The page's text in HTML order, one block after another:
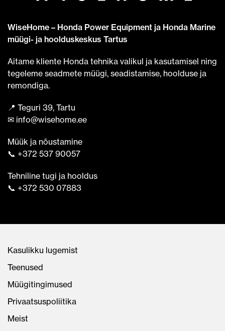
WiseHome – Honda Power Equipment ja Honda Marine
müügi- ja hoolduskeskus Tartus
Aitame kliente Honda tehnika valikul ja kasutamisel ning
tegeleme seadmete müügi, seadistamise, hoolduse ja
remondiga.
📍 Teguri 39, Tartu
✉ info@wisehome.ee
Müük ja nõustamine
📞 +372 537 90057
Tehniline tugi ja hooldus
📞 +372 530 07883
Kasulikku lugemist
Teenused
Müügitingimused
Privaatsuspoliitika
Meist